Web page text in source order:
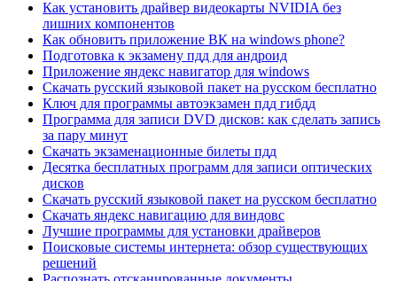
Как установить драйвер видеокарты NVIDIA без
лишних компонентов
Как обновить приложение ВК на windows phone?
Подготовка к экзамену пдд для андроид
Приложение яндекс навигатор для windows
Скачать русский языковой пакет на русском бесплатно
Ключ для программы автоэкзамен пдд гибдд
Программа для записи DVD дисков: как сделать запись
за пару минут
Скачать экзаменационные билеты пдд
Десятка бесплатных программ для записи оптических
дисков
Скачать русский языковой пакет на русском бесплатно
Скачать яндекс навигацию для виндовс
Лучшие программы для установки драйверов
Поисковые системы интернета: обзор существующих
решений